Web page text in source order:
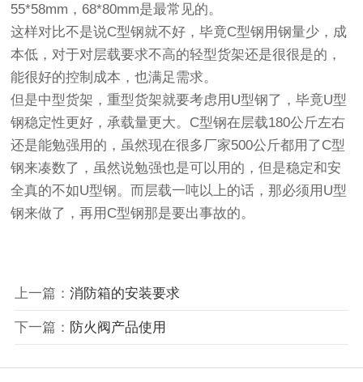
55*58mm，68*80mm是最常见的。
这样对比不是说C型钢就不好，毕竟C型钢用钢量少，成
本低，对于对层载要求不高的轻型货架还是很很是的，
能很好的控制成本，也满足需求。
但是中型货架，重型货架就要考虑用U型钢了，毕竟U型
钢稳定性更好，承载量更大。C型钢在层载180公斤左右
还是能勉强用的，虽然现在很多厂家500公斤都用了C型
钢来凑数了，虽然说勉强也是可以用的，但是稳定和安
全真的不如U型钢。而层载一吨以上的话，那必须用U型
钢来做了，再用C型钢那是要出事故的。
上一篇： 消防箱的安装要求
下一篇： 防火阀产品使用